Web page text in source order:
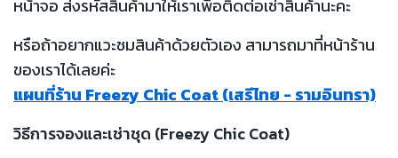
หน้าจอ ส่งรหัสสินค้ามาให้เราเพื่อติดต่อเช่าสินค้านะคะ
หรือถ้าอยากแวะชมสินค้าด้วยตัวเอง สามารถมาที่หน้าร้าน
ของเราได้เลยค่ะ
แผนที่ร้าน Freezy Chic Coat (เสรีไทย - รามอินทรา)
วิธีการจองและเช่าชุด (Freezy Chic Coat)